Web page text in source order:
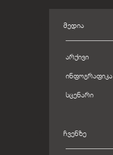
ᲛᲔᲓᲘᲐ
ᲐᲠᲥᲘᲕᲘ
ᲘᲜᲤᲝᲒᲠᲐᲤᲘᲙᲐ
ᲡᲪᲔᲜᲐᲠᲘ
ᲩᲕᲔᲜᲖᲔ